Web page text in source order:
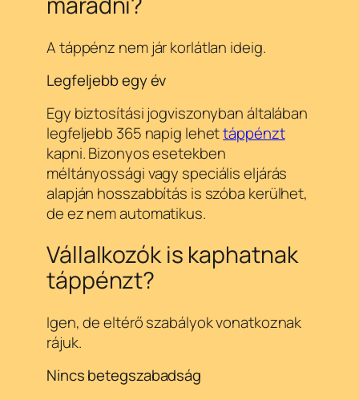
A táppénz nem jár korlátlan ideig.
Legfeljebb egy év
Egy biztosítási jogviszonyban általában
legfeljebb 365 napig lehettáppénzt
kapni. Bizonyos esetekben
méltányossági vagy speciális eljárás
alapján hosszabbítás is szóba kerülhet,
de ez nem automatikus.
Vállalkozók is kaphatnak
táppénzt?
Igen, de eltérő szabályok vonatkoznak
rájuk.
Nincs betegszabadság